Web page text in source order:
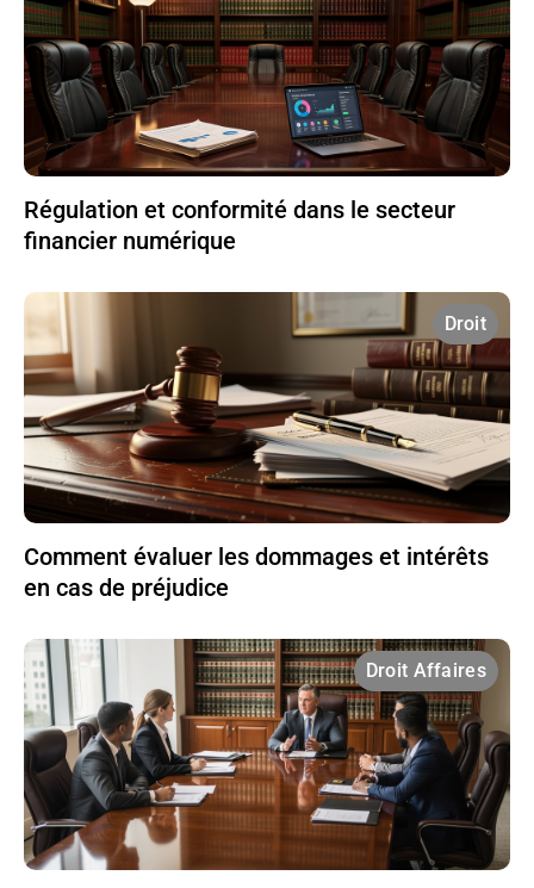
Régulation et conformité dans le secteur
financier numérique
Droit
Comment évaluer les dommages et intérêts
en cas de préjudice
Droit Affaires